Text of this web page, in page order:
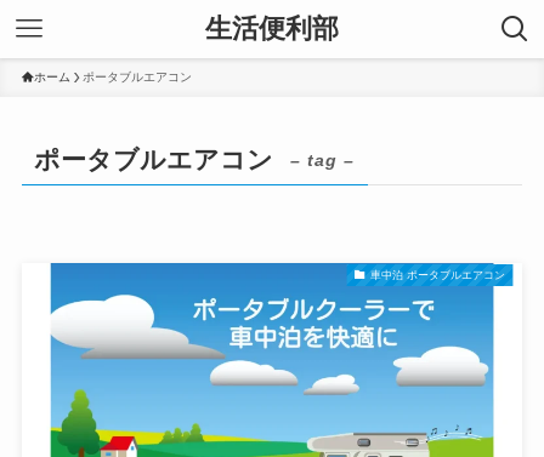
生活便利部
ホーム ポータブルエアコン
ポータブルエアコン – tag –
車中泊 ポータブルエアコン